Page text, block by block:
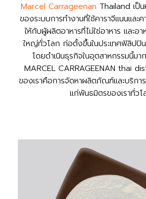
BLOG
NEWS
Marcel Carrageenan Thailand เป็
ของระบบการทำงานที่ใช้คาราจีแนนและค
ให้กับผู้ผลิตอาหารที่ไม่ใช่อาหาร และอ
ใหญ่ทั่วโลก ก่อตั้งขึ้นในประเทศฟิลิปปิ
โดยดำเนินธุรกิจในอุตสาหกรรมนี้มา
MARCEL CARRAGEENAN thai
ของเราคือการจัดหาผลิตภัณฑ์และบริก
แก่พันธมิตรของเราทั่วโ